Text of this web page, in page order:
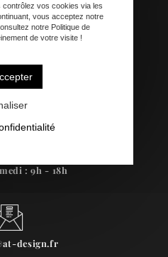
: 9h - 18h
design.fr
contrôlez vos cookies via les
vous acceptez notre
notre Politique de
de votre visite !